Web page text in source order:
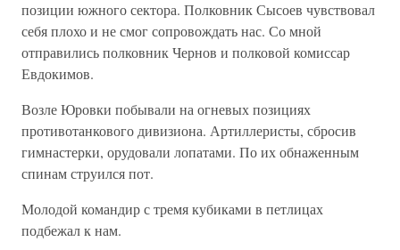
позиции южного сектора. Полковник Сысоев чувствовал
себя плохо и не смог сопровождать нас. Со мной
отправились полковник Чернов и полковой комиссар
Евдокимов.
Возле Юровки побывали на огневых позициях
противотанкового дивизиона. Артиллеристы, сбросив
гимнастерки, орудовали лопатами. По их обнаженным
спинам струился пот.
Молодой командир с тремя кубиками в петлицах
подбежал к нам.